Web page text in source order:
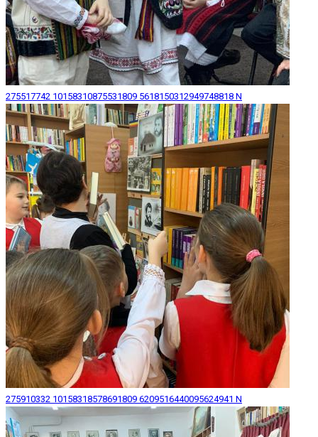
275517742 10158310875531809 5618150312949748818 N
275910332 10158318578691809 6209516440095624941 N